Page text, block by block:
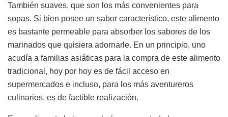
También suaves, que son los más convenientes para
sopas. Si bien posee un sabor característico, este alimento
es bastante permeable para absorber los sabores de los
marinados que quisiera adornarle. En un principio, uno
acudía a familias asiáticas para la compra de este alimento
tradicional, hoy por hoy es de fácil acceso en
supermercados e incluso, para los más aventureros
culinarios, es de factible realización.